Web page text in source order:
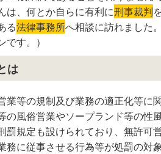
は、何とか自らに有利に刑事裁判
る法律事務所へ相談に訪れました。
です。）
は
業等の規制及び業務の適正化等
の風俗営業やソープランド等の性
罰規定も設けられており、無許可
務に従事させる行為等が処罰の対